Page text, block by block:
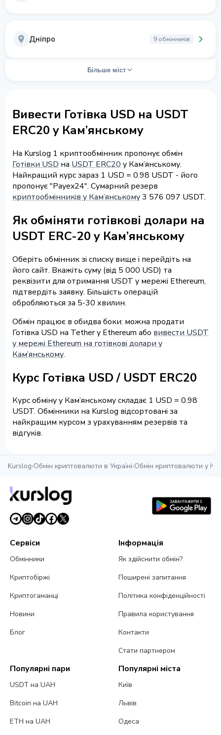
Дніпро 9 обмінників
Більше міст
Вивести Готівка USD на USDT
ERC20 у Кам’янському
На Kurslog 1 криптообмінник пропонує обмін
Готівки USD на USDT ERC20 у Кам’янському.
Найкращий курс зараз 1 USD = 0.98 USDT - його
пропонує "Payex24". Сумарний резерв
криптообмінників у Кам’янському3 576 097 USDT.
Як обміняти готівкові долари на
USDT ERC-20 у Кам’янському
Оберіть обмінник зі списку вище і перейдіть на
його сайт. Вкажіть суму (від 5 000 USD) та
реквізити для отримання USDT у мережі Ethereum,
підтвердіть заявку. Більшість операцій
обробляються за 5-30 хвилин.
Обмін працює в обидва боки: можна продати
Готівка USD на Tether у Ethereum або вивести USDT
у мережі Ethereum на готівкові долари у
Кам’янському.
Курс Готівка USD / USDT ERC20
Курс обміну у Кам’янському складає 1 USD = 0.98
USDT. Обмінники на Kurslog відсортовані за
найкращим курсом з урахуванням резервів та
відгуків.
Kurslog›Обмін криптовалюти в Україні›Обмін криптовалюти у
Сервіси
Обмінники
Криптобіржі
Криптогаманці
Новини
Блог
Інформація
Як здійснити обмін?
Поширені запитання
Політика конфіденційності
Правила користування
Контакти
Стати партнером
Популярні пари
USDT на UAH
Bitcoin на UAH
ETH на UAH
Популярні міста
Київ
Львів
Одеса